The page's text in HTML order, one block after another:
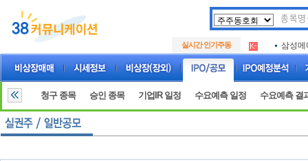
실시간 인기주동
.
아크로
삼성메
.
아크로
아하
청구 종목 승인 종목 기업IR 일정 수요예측 일정 수요예측 결